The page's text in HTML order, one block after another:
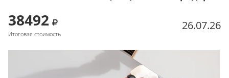
38492
Итоговая стоимость
26.07.26